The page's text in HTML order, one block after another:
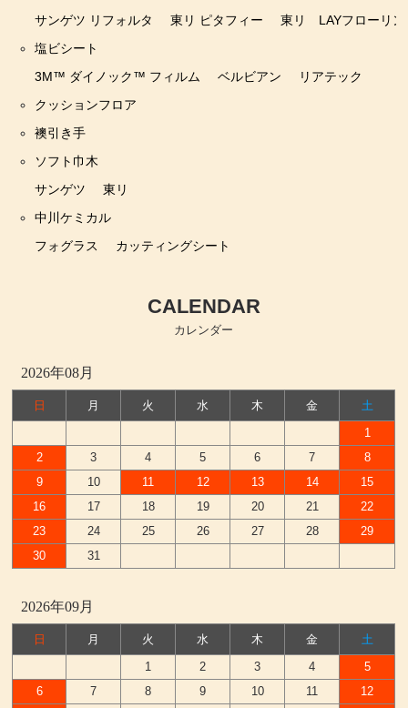
サンゲツ リフォルタ
東リ ピタフィー
東リ LAYフローリン
塩ビシート
3M™ ダイノック™ フィルム
ベルビアン
リアテック
クッションフロア
襖引き手
ソフト巾木
サンゲツ
東リ
中川ケミカル
フォグラス
カッティングシート
CALENDAR
カレンダー
2026年08月
日 月 火 水 木 金
土
1
2
3 4 5 6 7
8
9
10 11 12 13 14
15
16
17 18 19 20 21
22
23
24 25 26 27 28
29
30
31
2026年09月
日 月 火 水 木 金
土
1
2 3 4
5
6
7 8 9 10 11
12